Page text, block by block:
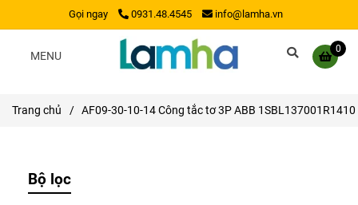
Gọi ngay 0931.48.4545 info@lamha.vn
0
MENU
Trang chủ / AF09-30-10-14 Công tắc tơ 3P ABB 1SBL137001R1410
Bộ lọc